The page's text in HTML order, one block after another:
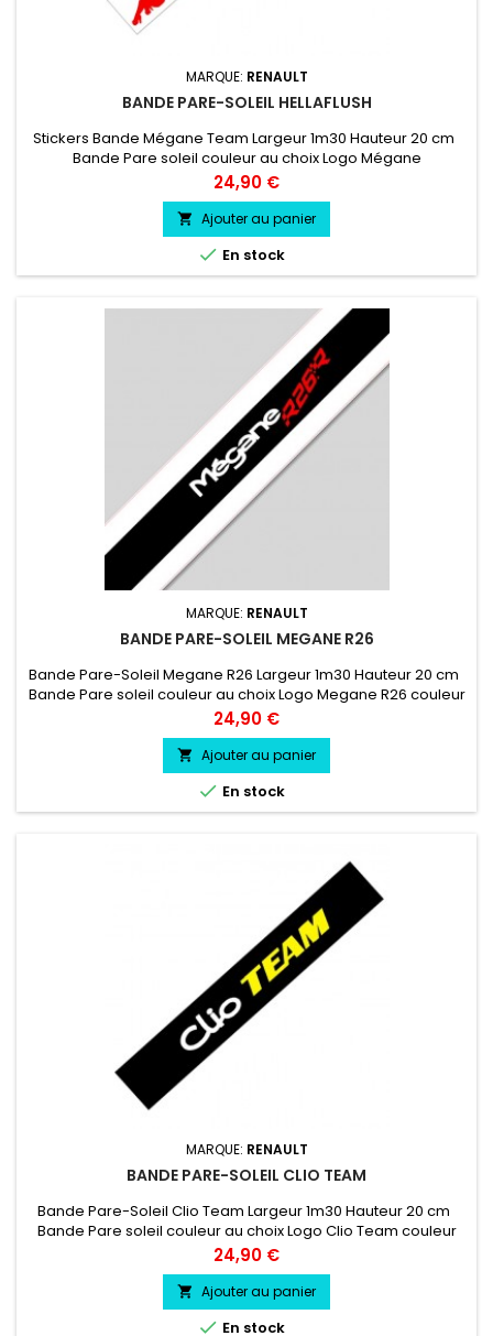
MARQUE: RENAULT
BANDE PARE-SOLEIL HELLAFLUSH
Stickers Bande Mégane Team Largeur 1m30 Hauteur 20 cm
Bande Pare soleil couleur au choix Logo Mégane
Team couleur au choix
Prix
24,90 €
 Ajouter au panier
 En stock
MARQUE: RENAULT
BANDE PARE-SOLEIL MEGANE R26
Bande Pare-Soleil Megane R26 Largeur 1m30 Hauteur 20 cm
Bande Pare soleil couleur au choix Logo Megane R26 couleur
au choix
Prix
24,90 €
 Ajouter au panier
 En stock
MARQUE: RENAULT
BANDE PARE-SOLEIL CLIO TEAM
Bande Pare-Soleil Clio Team Largeur 1m30 Hauteur 20 cm
Bande Pare soleil couleur au choix Logo Clio Team couleur
au choix
Prix
24,90 €
 Ajouter au panier
 En stock